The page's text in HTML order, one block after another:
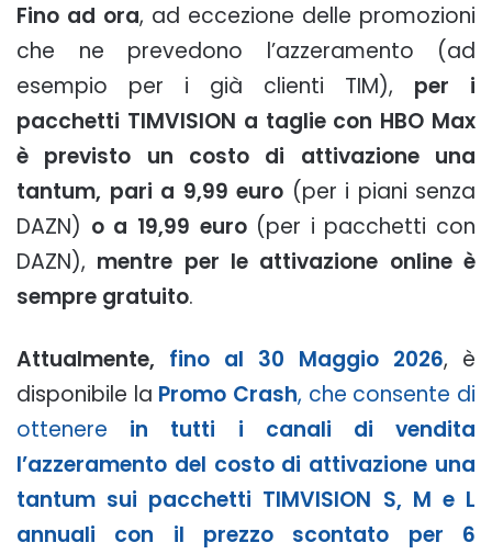
Fino ad ora, ad eccezione delle promozioni
che ne prevedono l’azzeramento (ad
esempio per i già clienti TIM), per i
pacchetti TIMVISION a taglie con HBO Max
è previsto un costo di attivazione una
tantum, pari a 9,99 euro (per i piani senza
DAZN) o a 19,99 euro(per i pacchetti con
DAZN), mentre per le attivazione online è
sempre gratuito.
Attualmente, fino al 30 Maggio 2026, è
disponibile la Promo Crash, che consente di
ottenere in tutti i canali di vendita
l’azzeramento del costo di attivazione una
tantum sui pacchetti TIMVISION S, M e L
annuali con il prezzo scontato per 6